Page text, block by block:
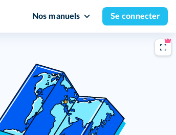
Nos manuels Se connecter